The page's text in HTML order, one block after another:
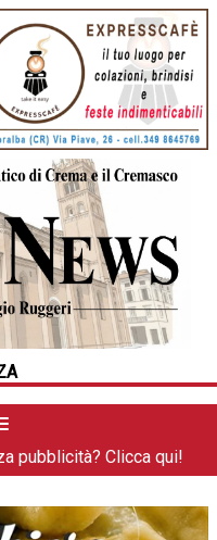
pubblicità? Clicca qui!